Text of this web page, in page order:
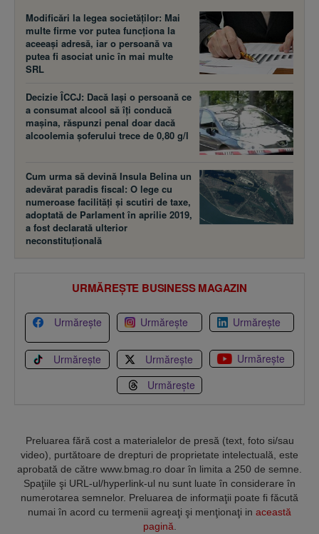
Modificări la legea societăţilor: Mai
multe firme vor putea funcţiona la
aceeaşi adresă, iar o persoană va
putea fi asociat unic în mai multe
SRL
Decizie ÎCCJ: Dacă laşi o persoană ce
a consumat alcool să îţi conducă
maşina, răspunzi penal doar dacă
alcoolemia şoferului trece de 0,80 g/l
Cum urma să devină Insula Belina un
adevărat paradis fiscal: O lege cu
numeroase facilităţi şi scutiri de taxe,
adoptată de Parlament în aprilie 2019,
a fost declarată ulterior
neconstituţională
URMĂREȘTE BUSINESS MAGAZIN
Urmărește Urmărește Urmărește
Urmărește Urmărește
Urmărește
Urmărește
Preluarea fără cost a materialelor de presă (text, foto si/sau
video), purtătoare de drepturi de proprietate intelectuală, este
aprobată de către www.bmag.ro doar în limita a 250 de semne.
Spaţiile şi URL-ul/hyperlink-ul nu sunt luate în considerare în
numerotarea semnelor. Preluarea de informaţii poate fi făcută
numai în acord cu termenii agreaţi şi menţionaţi in această
pagină